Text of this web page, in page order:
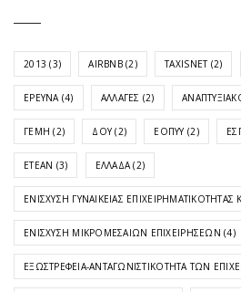
2013 (3) AIRBNB(2) TAXISNET(2)
ΈΡΕΥΝΑ (4) ΑΛΛΑΓΈΣ (2)
ΓΕΜΗ (2) ΔΟΥ (2) ΕΟΠΥΥ (2)
ΕΤΕΑΝ (3) ΕΛΛΆΔΑ (2)
ΕΝΊΣΧΥΣΗ ΓΥΝΑΙΚΕΊΑΣ
ΕΝΊΣΧΥΣΗ ΜΙΚΡΟΜΕΣΑΊΩΝ ΕΠΙΧΕΙΡΉΣΕΩΝ (4)
ΕΞΩΣΤΡΈΦΕΙΑ-ΑΝΤΑΓΩΝΙΣΤΙΚΌΤΗΤΑ ΤΩΝ